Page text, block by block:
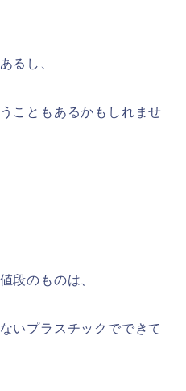
るし、
こともあるかもしれませ
段のものは、
いプラスチックでできて